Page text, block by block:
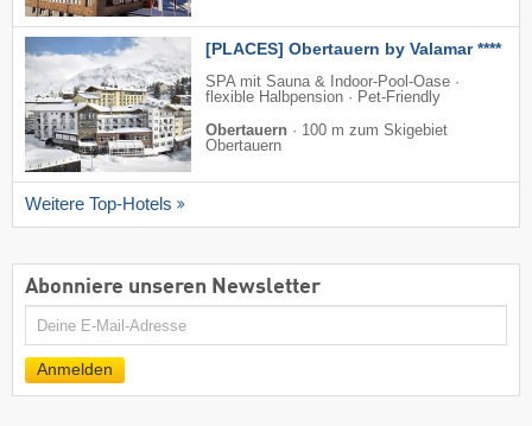
[PLACES] Obertauern by Valamar ****
SPA mit Sauna & Indoor-Pool-Oase ·
flexible Halbpension · Pet-Friendly
Obertauern · 100 m zum Skigebiet
Obertauern
Weitere Top-Hotels
Abonniere unseren Newsletter
E-
Anmelden